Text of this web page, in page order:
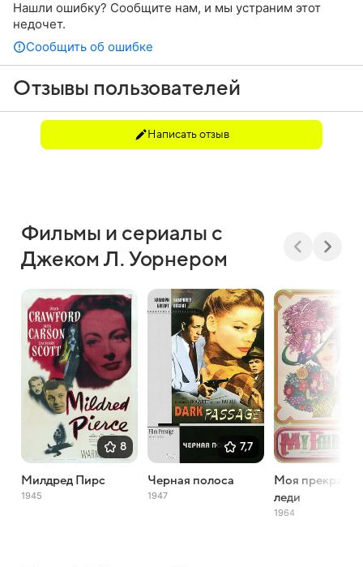
Нашли ошибку? Сообщите нам, и мы устраним этот
недочет.
Сообщить об ошибке
Отзывы пользователей
Написать отзыв
Фильмы и сериалы с
Джеком Л. Уорнером
8
Милдред Пирс
1945
7,7
Черная полоса
1947
Моя
леди
1964